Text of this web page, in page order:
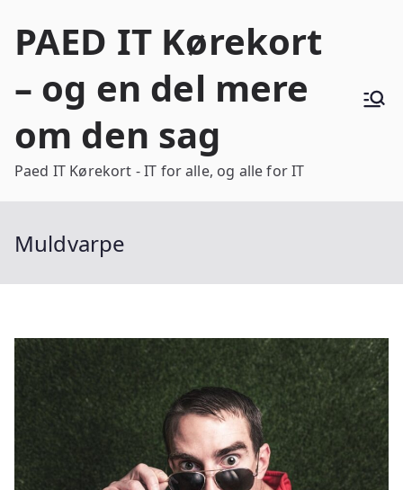
PAED IT Kørekort
– og en del mere
om den sag
Paed IT Kørekort - IT for alle, og alle for IT
Muldvarpe